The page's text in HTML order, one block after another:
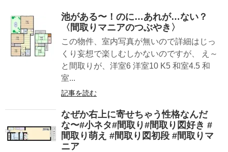
池がある〜！のに…あれが…ない？
〈間取りマニアのつぶやき〉
この物件、室内写真が無いので詳細はじっ
くり妄想で楽しむしかないのですが、 え～
と間取りが、洋室6 洋室10 K5 和室4.5 和
室...
記事を読む
なぜか右上に寄せちゃう性格なんだ
な〜#小ネタ#間取り#間取り図好き #
間取り萌え #間取り図初段 #間取りマ
ニア